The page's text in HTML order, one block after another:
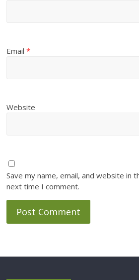
Email*
Website
Save my name, email, and website in
next time I comment.